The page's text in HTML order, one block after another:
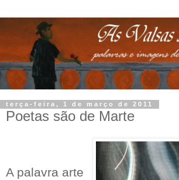
terça-feira, 1 de março de 2011
Poetas são de Marte
A palavra arte